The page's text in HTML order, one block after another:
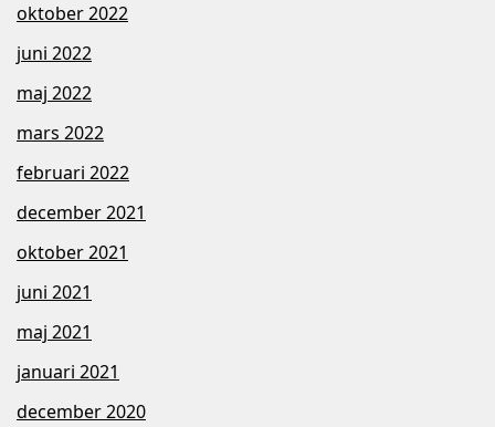
oktober 2022
juni 2022
maj 2022
mars 2022
februari 2022
december 2021
oktober 2021
juni 2021
maj 2021
januari 2021
december 2020